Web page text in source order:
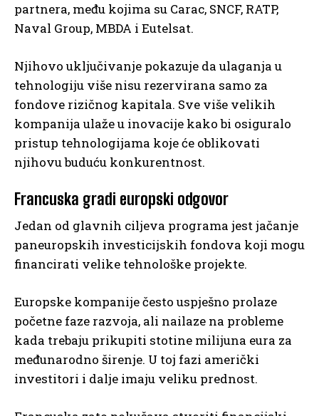
partnera, među kojima su Carac, SNCF, RATP,
Naval Group, MBDA i Eutelsat.
Njihovo uključivanje pokazuje da ulaganja u
tehnologiju više nisu rezervirana samo za
fondove rizičnog kapitala. Sve više velikih
kompanija ulaže u inovacije kako bi osiguralo
pristup tehnologijama koje će oblikovati
njihovu buduću konkurentnost.
Francuska gradi europski odgovor
Jedan od glavnih ciljeva programa jest jačanje
paneuropskih investicijskih fondova koji mogu
financirati velike tehnološke projekte.
Europske kompanije često uspješno prolaze
početne faze razvoja, ali nailaze na probleme
kada trebaju prikupiti stotine milijuna eura za
međunarodno širenje. U toj fazi američki
investitori i dalje imaju veliku prednost.